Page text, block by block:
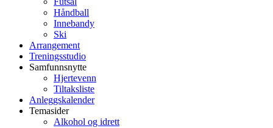
Håndball
Innebandy
Ski
Arrangement
Treningsstudio
Samfunnsnytte
Hjertevenn
Tiltaksliste
Anleggskalender
Temasider
Alkohol og idrett